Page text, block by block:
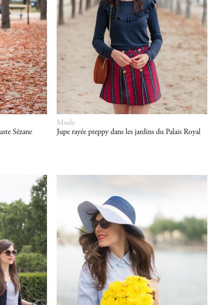
Sézane
Mode
Jupe rayée preppy dans les jardins du Palais Royal